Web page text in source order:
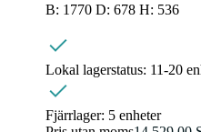
B: 1770 D: 678 H: 536
Lokal lagerstatus: 11-20
Fjärrlager: 5 enheter